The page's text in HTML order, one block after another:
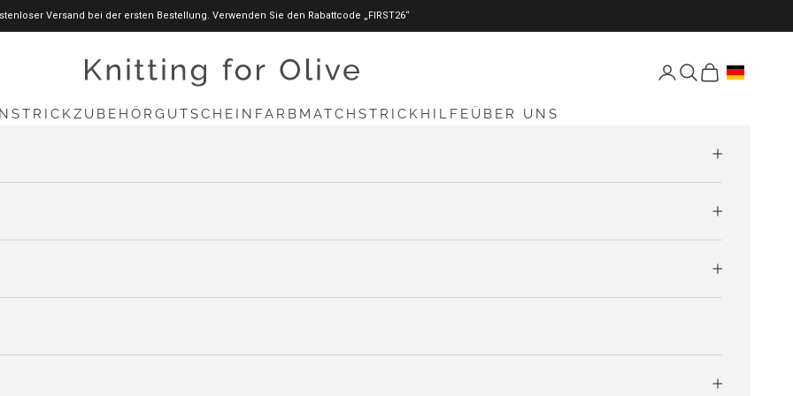
Versand bei der ersten Bestellung. Verwenden Sie den Rabattcode „FIRST26“
knittingforolive.com Seite Konto öffnen
Suche öffnen
Warenkorb
STRICKZUBEHÖR GUTSCHEIN FARBMATCH STRICKHILFE ÜBER UNS